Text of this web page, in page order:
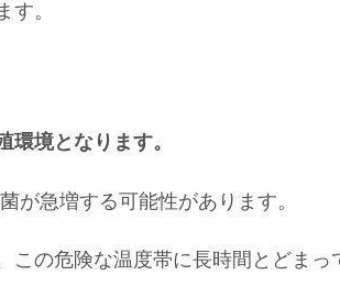
。
境となります。
急増する可能性があります。
の危険な温度帯に長時間とどま